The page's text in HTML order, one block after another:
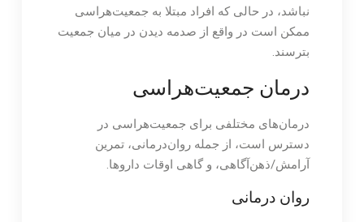
نباشد، در حالی که افراد مبتلا به جمعیت‌هراسی
ممکن است در واقع از صدمه دیدن در میان جمعیت
بترسند.
درمان جمعیت‌هراسی
درمان‌های مختلفی برای جمعیت‌هراسی در
دسترس است، از جمله روان‌درمانی، تمرین
آرامش/ذهن‌آگاهی، و گاهی اوقات داروها.
روان درمانی